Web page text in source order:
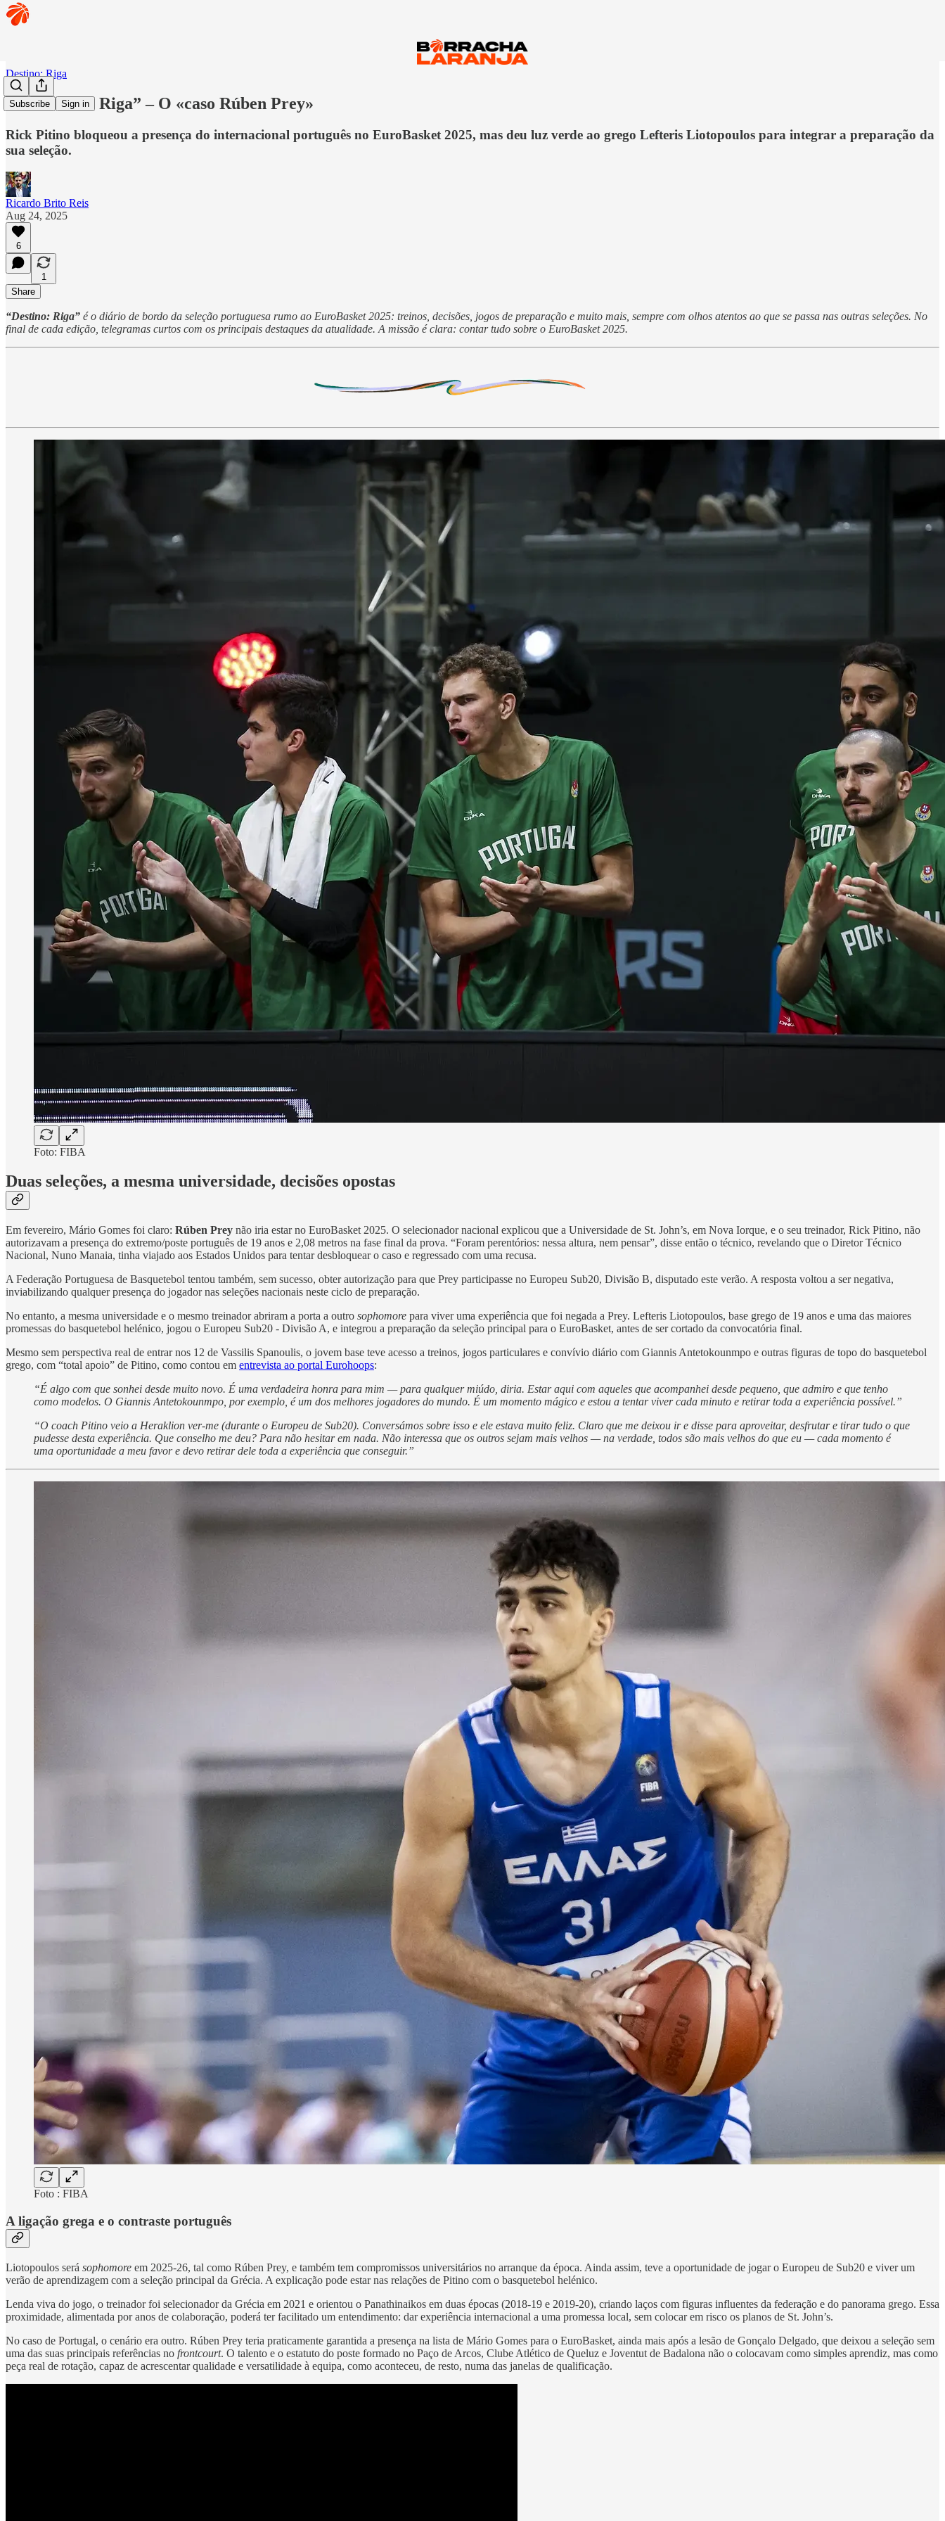
Subscribe Sign in
Destino: Riga
🏀 “Destino: Riga” – O «caso Rúben Prey»
Rick Pitino bloqueou a presença do internacional português no EuroBasket 2025, mas deu luz verde ao grego Lefteris Liotopoulos para integrar a preparação da
sua seleção.
Ricardo Brito Reis
Aug 24, 2025
6
1
Share
“Destino: Riga” é o diário de bordo da seleção portuguesa rumo ao EuroBasket 2025: treinos, decisões, jogos de preparação e muito mais, sempre com olhos atentos ao que se passa nas outras seleções. No
final de cada edição, telegramas curtos com os principais destaques da atualidade. A missão é clara: contar tudo sobre o EuroBasket 2025.
Foto: FIBA
Duas seleções, a mesma universidade, decisões opostas
Em fevereiro, Mário Gomes foi claro: Rúben Prey não iria estar no EuroBasket 2025. O selecionador nacional explicou que a Universidade de St. John’s, em Nova Iorque, e o seu treinador, Rick Pitino, não
autorizavam a presença do extremo/poste português de 19 anos e 2,08 metros na fase final da prova. “Foram perentórios: nessa altura, nem pensar”, disse então o técnico, revelando que o Diretor Técnico
Nacional, Nuno Manaia, tinha viajado aos Estados Unidos para tentar desbloquear o caso e regressado com uma recusa.
A Federação Portuguesa de Basquetebol tentou também, sem sucesso, obter autorização para que Prey participasse no Europeu Sub20, Divisão B, disputado este verão. A resposta voltou a ser negativa,
inviabilizando qualquer presença do jogador nas seleções nacionais neste ciclo de preparação.
No entanto, a mesma universidade e o mesmo treinador abriram a porta a outro sophomore para viver uma experiência que foi negada a Prey. Lefteris Liotopoulos, base grego de 19 anos e uma das maiores
promessas do basquetebol helénico, jogou o Europeu Sub20 - Divisão A, e integrou a preparação da seleção principal para o EuroBasket, antes de ser cortado da convocatória final.
Mesmo sem perspectiva real de entrar nos 12 de Vassilis Spanoulis, o jovem base teve acesso a treinos, jogos particulares e convívio diário com Giannis Antetokounmpo e outras figuras de topo do basquetebol
grego, com “total apoio” de Pitino, como contou em entrevista ao portal Eurohoops:
“É algo com que sonhei desde muito novo. É uma verdadeira honra para mim — para qualquer miúdo, diria. Estar aqui com aqueles que acompanhei desde pequeno, que admiro e que tenho
como modelos. O Giannis Antetokounmpo, por exemplo, é um dos melhores jogadores do mundo. É um momento mágico e estou a tentar viver cada minuto e retirar toda a experiência possível.”
“O coach Pitino veio a Heraklion ver-me (durante o Europeu de Sub20). Conversámos sobre isso e ele estava muito feliz. Claro que me deixou ir e disse para aproveitar, desfrutar e tirar tudo o que
pudesse desta experiência. Que conselho me deu? Para não hesitar em nada. Não interessa que os outros sejam mais velhos — na verdade, todos são mais velhos do que eu — cada momento é
uma oportunidade a meu favor e devo retirar dele toda a experiência que conseguir.”
Foto : FIBA
A ligação grega e o contraste português
Liotopoulos será sophomore em 2025-26, tal como Rúben Prey, e também tem compromissos universitários no arranque da época. Ainda assim, teve a oportunidade de jogar o Europeu de Sub20 e viver um
verão de aprendizagem com a seleção principal da Grécia. A explicação pode estar nas relações de Pitino com o basquetebol helénico.
Lenda viva do jogo, o treinador foi selecionador da Grécia em 2021 e orientou o Panathinaikos em duas épocas (2018-19 e 2019-20), criando laços com figuras influentes da federação e do panorama grego. Essa
proximidade, alimentada por anos de colaboração, poderá ter facilitado um entendimento: dar experiência internacional a uma promessa local, sem colocar em risco os planos de St. John’s.
No caso de Portugal, o cenário era outro. Rúben Prey teria praticamente garantida a presença na lista de Mário Gomes para o EuroBasket, ainda mais após a lesão de Gonçalo Delgado, que deixou a seleção sem
uma das suas principais referências no frontcourt. O talento e o estatuto do poste formado no Paço de Arcos, Clube Atlético de Queluz e Joventut de Badalona não o colocavam como simples aprendiz, mas como
peça real de rotação, capaz de acrescentar qualidade e versatilidade à equipa, como aconteceu, de resto, numa das janelas de qualificação.